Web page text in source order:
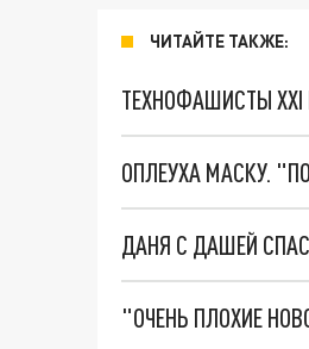
ЧИТАЙТЕ ТАКЖЕ:
ТЕХНОФАШИСТЫ XXI
ОПЛЕУХА МАСКУ.
ДАНЯ С ДАШЕЙ